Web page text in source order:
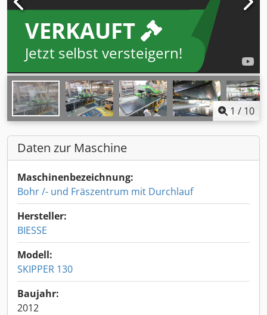
VERKAUFT
Jetzt selbst versteigern!
1 / 10
Daten zur Maschine
Maschinenbezeichnung:
Bohr /- und Fräszentrum mit Durchlauf
Hersteller:
BIESSE
Modell:
SKIPPER 130
Baujahr:
2012